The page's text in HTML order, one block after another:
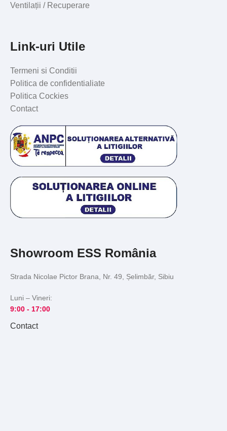
Ventilații / Recuperare
Link-uri Utile
Termeni si Conditii
Politica de confidentialiate
Politica Cockies
Contact
Showroom ESS România
Strada Nicolae Pictor Brana, Nr. 49, Șelimbăr, Sibiu
Luni – Vineri:
9:00 - 17:00
Contact